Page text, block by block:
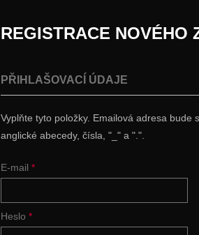
REGISTRACE NOVÉHO
PŘIHLAŠOVACÍ ÚDAJE
Vyplňte tyto položky. Emailová adresa
anglické abecedy, čísla, "_" a ".".
E-mail *
Heslo *